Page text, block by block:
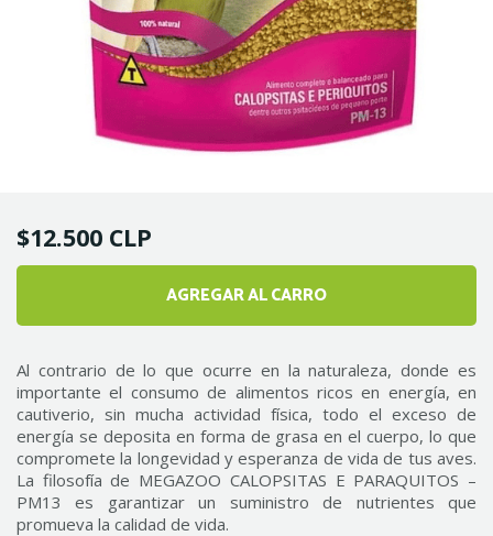
$12.500 CLP
AGREGAR AL CARRO
Al contrario de lo que ocurre en la naturaleza, donde es
importante el consumo de alimentos ricos en energía, en
cautiverio, sin mucha actividad física, todo el exceso de
energía se deposita en forma de grasa en el cuerpo, lo que
compromete la longevidad y esperanza de vida de tus aves.
La filosofía de MEGAZOO CALOPSITAS E PARAQUITOS –
PM13 es garantizar un suministro de nutrientes que
promueva la calidad de vida.